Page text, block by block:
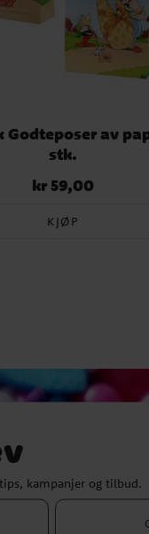
Godteposer av
stk.
Pris :kr 59,00
kr 59,00
KJØP
kampanjer og tilbud.